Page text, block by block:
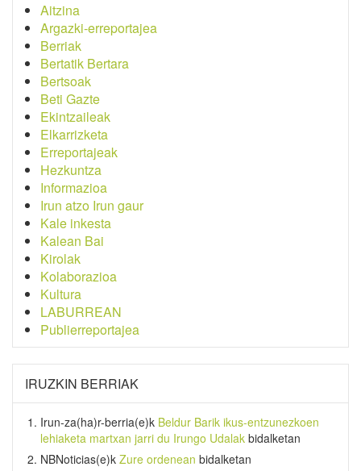
Aitzina
Argazki-erreportajea
Berriak
Bertatik Bertara
Bertsoak
Beti Gazte
Ekintzaileak
Elkarrizketa
Erreportajeak
Hezkuntza
Informazioa
Irun atzo Irun gaur
Kale inkesta
Kalean Bai
Kirolak
Kolaborazioa
Kultura
LABURREAN
Publierreportajea
IRUZKIN BERRIAK
Irun-za(ha)r-berria(e)k Beldur Barik ikus-entzunezkoen
lehiaketa martxan jarri du Irungo Udalak bidalketan
NBNoticias(e)k Zure ordenean bidalketan